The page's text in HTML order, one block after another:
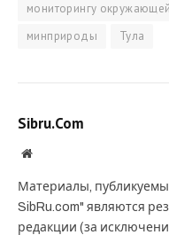
мониторингу
минприроды
Тула
Sibru.Com
Website
Материалы,
SibRu.com" являются
редакции (за